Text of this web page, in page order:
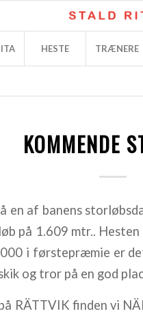
HESTE TRÆNERE
KOMMENDE
en af banens
på 1.609 mtr..
i førstepræmie er
og tror på en god
RÄTTVIK finden vi